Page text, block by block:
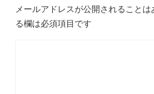
メールアドレスが公開されることは
る欄は必須項目です